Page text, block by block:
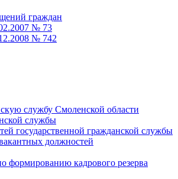
граждан
№ 73
№ 742
службу Смоленской области
службы
государственной гражданской службы
должностей
формированию кадрового резерва